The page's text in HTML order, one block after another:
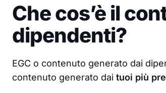
Che cos’è il
dipendenti?
EGC o contenuto generato dai
contenuto generato dai tuoi più